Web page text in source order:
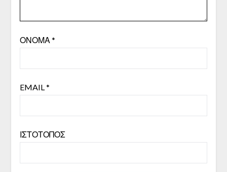
ΌΝΟΜΑ *
EMAIL*
ΙΣΤΌΤΟΠΟΣ